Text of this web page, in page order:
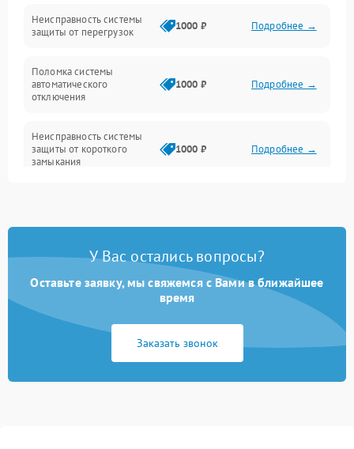
Шум и механика
Неисправность системы
защиты от перегрузок
1000 ₽ Подробнее →
Поломка системы
автоматического
отключения
1000 ₽ Подробнее →
Неисправность системы
защиты от короткого
замыкания
1000 ₽ Подробнее →
Неисправность системы
перенапряжения
1000 ₽ Подробнее →
Неисправность системы
защиты от замыкания
1000 ₽
защиты от перегрузок
У Вас остались вопросы?
Оставьте заявку, мы свяжемся с Вами в ближайшее
время
Заказать звонок